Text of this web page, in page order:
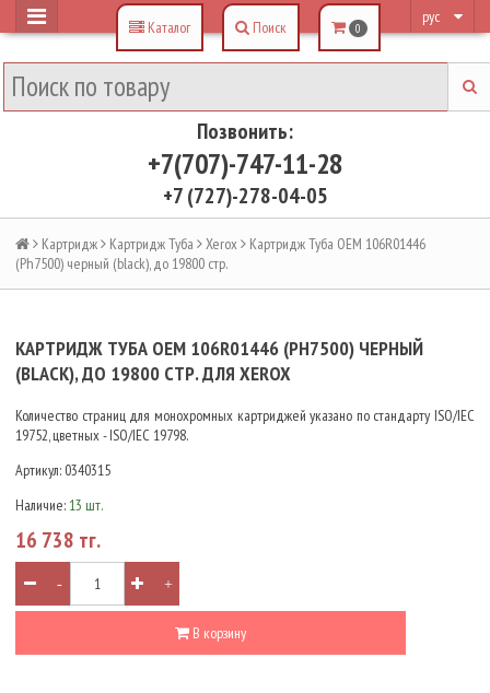
рус
Позвонить:
+7(707)-747-11-28
+7 (727)-278-04-05
Каталог Поиск 0
Картридж Картридж Туба Xerox
Картридж Туба OEM 106R01446
(Ph7500) черный (black), до 19800 стр.
КАРТРИДЖ ТУБА OEM 106R01446 (PH7500) ЧЕРНЫЙ
(BLACK), ДО 19800 СТР. ДЛЯ XEROX
Количество страниц для монохромных картриджей указано по стандарту ISO/IEC
19752, цветных - ISO/IEC 19798.
Артикул: 0340315
Наличие: 13 шт.
16 738 тг.
- +
В корзину